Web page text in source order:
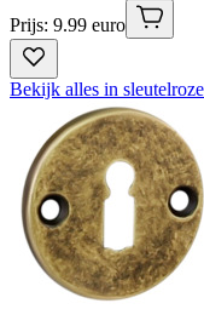
Prijs: 9.99 euro
Bekijk alles in